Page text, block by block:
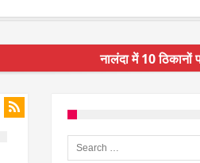
नालंदा में 10 ठिकानों
घूसखोर अफसरों पर
Search for: